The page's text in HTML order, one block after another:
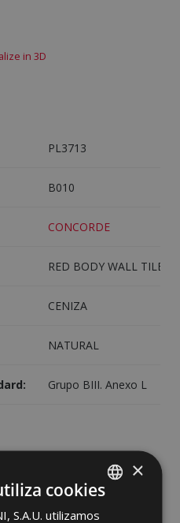
in 3D
PL3713
B010
CONCORDE
RED BODY WALL TILE
CENIZA
NATURAL
Grupo BIII. Anexo L
SPANISH
×
cookies
S.A.U. utilizamos